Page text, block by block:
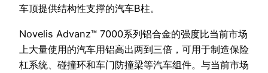
车顶提供结构性支撑的汽车B柱。
Novelis Advanz™ 7000系列铝合金的强度比当前市场
上大量使用的汽车用铝高出两到三倍，可用于制造保险
杠系统、碰撞环和车门防撞梁等汽车组件。与当前市场